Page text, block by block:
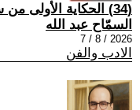
(34) الحكاية الأولى من سيرتي الذاتية، 22
السمّاح عبد الله
2026 / 8 / 7
الادب والفن